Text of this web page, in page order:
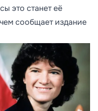
это станет её
сообщает издание